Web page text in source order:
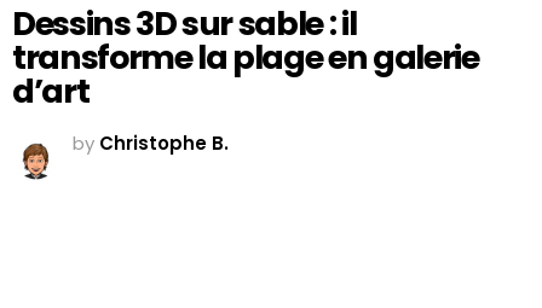
Dessins 3D sur sable : il
transforme la plage en galerie
d’art
by Christophe B.